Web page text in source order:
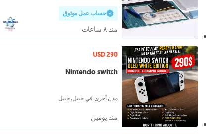
حساب عمل موثوق
منذ ٨ ساعات
USD 290
Nintendo switch
مدن أخرى في جبيل, جبيل
منذ يومين